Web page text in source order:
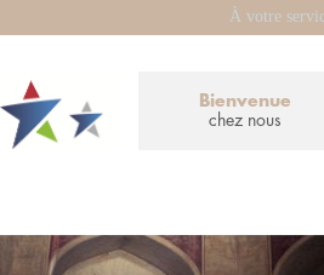
À votre
Bienvenue
chez nous